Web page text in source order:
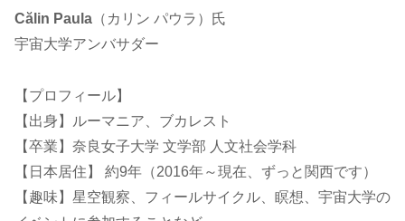
Călin Paula （カリン パウラ）氏
宇宙大学アンバサダー
【プロフィール】
【出身】ルーマニア、ブカレスト
【卒業】奈良女子大学 文学部 人文社会学科
【日本居住】 約9年（2016年～現在、ずっと関西です）
【趣味】星空観察、フィールサイクル、瞑想、宇宙大学の